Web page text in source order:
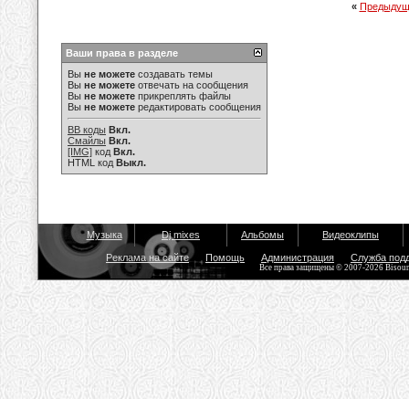
«
Ваши права в разделе
Вы не можете создавать темы
Вы не можете отвечать на сообщения
Вы не можете прикреплять файлы
Вы не можете редактировать сообщения
BB коды Вкл.
Смайлы Вкл.
[IMG] код Вкл.
HTML код Выкл.
Музыка Dj mixes Альбомы Видеоклипы
Реклама на сайте Помощь Администрация Служба
Все права защищены © 2007-2026